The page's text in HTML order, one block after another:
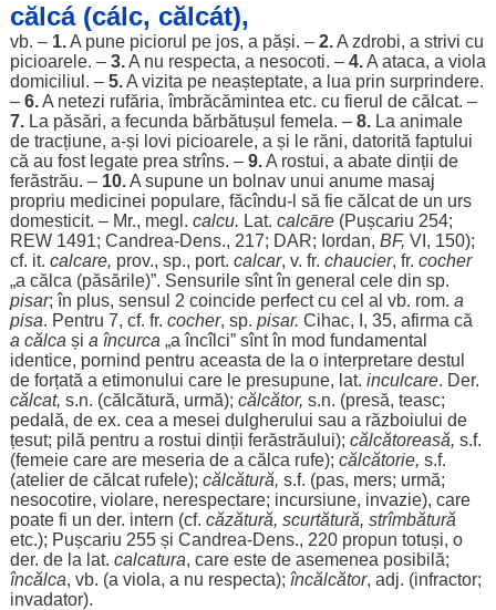
călcá (cálc, călcát),
vb. – 1.A pune piciorul pe jos, a păși. – 2.A zdrobi, a strivi cu
picioarele. – 3.A nu respecta, a nesocoti. – 4.A ataca, a viola
domiciliul . – 5.A vizita pe neașteptate, a lua prin surprindere.
– 6.A netezi rufăria,îmbrăcămintea etc. cu fierul de călcat. –
7.La păsări, a fecunda bărbătușul femela. – 8.La animale
de tracțiune, a-și lovi picioarele, a și le răni, datorită faptului
că au fost legate prea strîns. – 9.A rostui, a abate dinții de
ferăstrău. – 10.A supuneun bolnavunui anume masaj
propriu medicinei populare, făcîndu-l să fie călcatde un urs
domesticit. – Mr., megl. calcu. Lat. calcāre(Pușcariu 254;
REW 1491; Candrea-Dens., 217; DAR; Iordan, BF, VI , 150);
cf. it. calcare, prov., sp., port. calcar, v. fr. chaucier, fr. cocher
„a călca (păsările)”. Sensurilesînt în general celedin sp.
pisar; în plus, sensul 2 coincide perfectcu cel al vb. rom. a
pisa. Pentru 7, cf. fr. cocher, sp. pisar. Cihac, I, 35, afirma că
a călca și a încurca „a încîlci” sînt în mod fundamental
identice, pornind pentru aceasta de la o interpretare destul
de forțată a etimonului care le presupune, lat. inculcare. Der.
călcat, s.n. (călcătură, urmă); călcător, s.n. (presă, teasc;
pedală, de ex. cea a mesei dulgherului sau a războiului de
țesut; pilă pentru a rostui dinții ferăstrăului); călcătoreasă, s.f.
(femeiecare are meseria de a călca rufe); călcătorie, s.f.
(atelierde călcat rufele); călcătură, s.f. (pas, mers; urmă;
nesocotire, violare, nerespectare; incursiune, invazie), care
poatefi un der. intern (cf. căzătură, scurtătură, strîmbătură
etc.); Pușcariu 255 și Candrea-Dens., 220 propun totuși, o
der. de la lat. calcatura, care este de asemenea posibilă;
încălca, vb. (a viola, a nu respecta); încălcător, adj. (infractor;
invadator).